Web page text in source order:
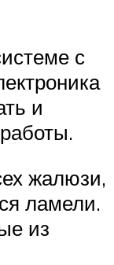
с
и
жалюзи,
ламели.
из